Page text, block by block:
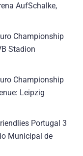
AufSchalke,
Championship
Stadion
Championship
Leipzig
Portugal 3
Municipal de